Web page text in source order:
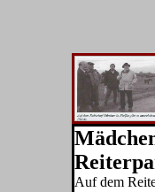
Auf dem